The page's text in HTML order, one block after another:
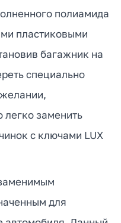
полиамида
пластиковыми
багажник на
специально
заменить
с ключами LUX
для